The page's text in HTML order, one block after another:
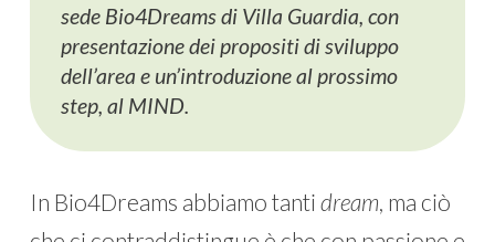
sede Bio4Dreams di Villa Guardia, con
presentazione dei propositi di sviluppo
dell’area e un’introduzione al prossimo
step, al MIND.
In Bio4Dreams abbiamo tanti dream , ma ciò